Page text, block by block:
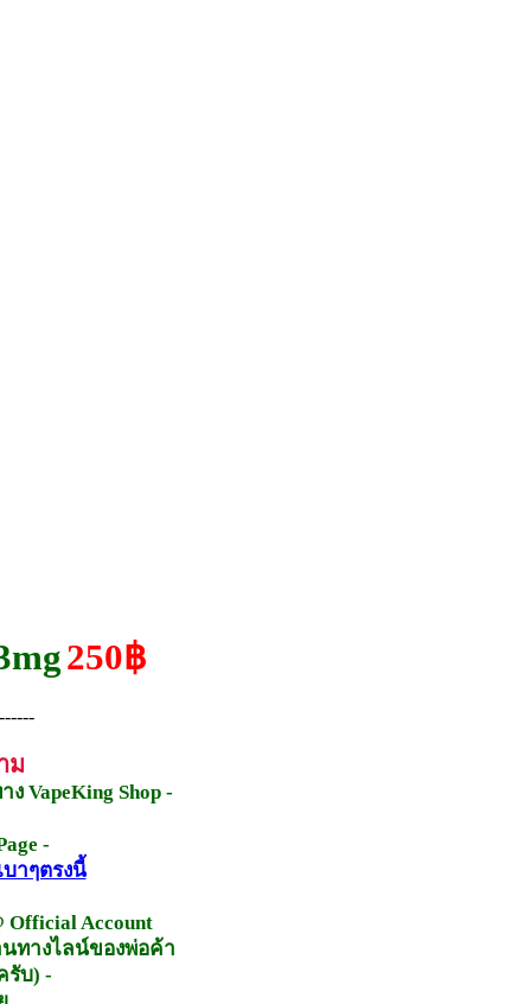
250฿
ม
VapeKing Shop -
-
บาๆตรงนี้
Account
ทางไลน์ของพ่อค้า
รับ) -